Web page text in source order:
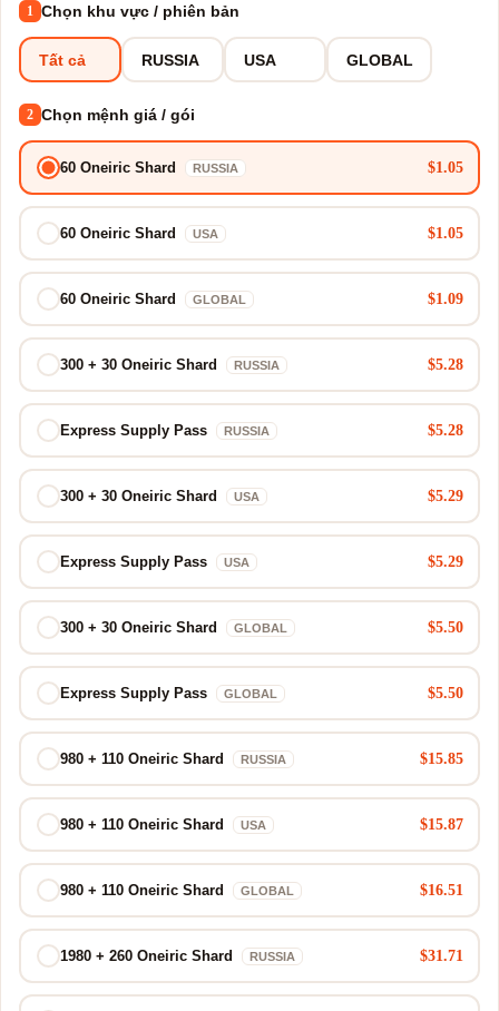
1 Chọn khu vực / phiên bản
Tất cả RUSSIA USA GLOBAL
2 Chọn mệnh giá / gói
60 Oneiric Shard RUSSIA $1.05
60 Oneiric Shard USA $1.05
60 Oneiric Shard GLOBAL $1.09
300 + 30 Oneiric Shard RUSSIA $5.28
Express Supply Pass RUSSIA $5.28
300 + 30 Oneiric Shard USA $5.29
Express Supply Pass USA $5.29
300 + 30 Oneiric Shard GLOBAL $5.50
Express Supply Pass GLOBAL $5.50
980 + 110 Oneiric Shard RUSSIA $15.85
980 + 110 Oneiric Shard USA $15.87
980 + 110 Oneiric Shard GLOBAL $16.51
1980 + 260 Oneiric Shard RUSSIA $31.71